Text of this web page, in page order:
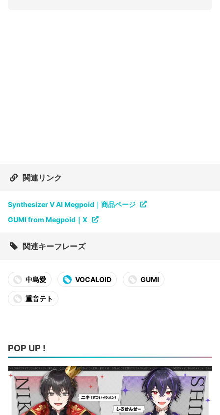
関連リンク
Synthesizer V AI Megpoid｜商品ページ
GUMI from Megpoid｜X
関連キーフレーズ
中島愛 VOCALOID GUMI
重音テト
POP UP !